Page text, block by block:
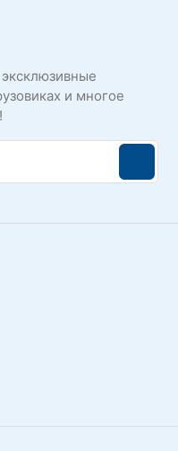
и многое